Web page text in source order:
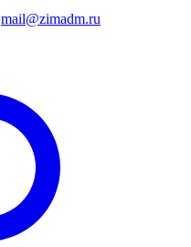
mail@zimadm.ru